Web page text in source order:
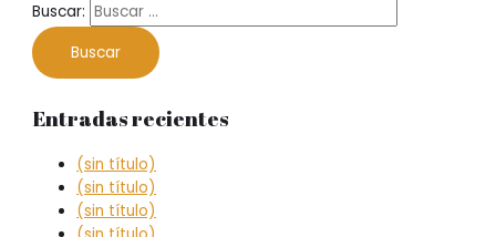
Buscar:
Entradas recientes
(sin título)
(sin título)
(sin título)